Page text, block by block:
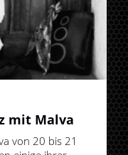
mit Malva
von 20 bis 21